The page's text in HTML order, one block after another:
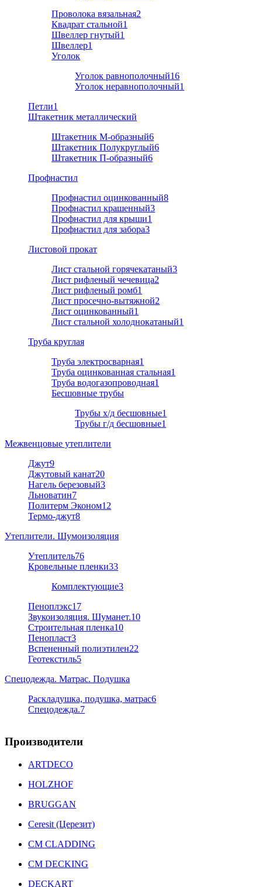
Проволока вязальная2
Квадрат стальной1
Швеллер гнутый1
Швеллер1
Уголок
Уголок равнополочный16
Уголок неравнополочный1
Петли1
Штакетник металлический
Штакетник М-образный6
Штакетник Полукруглый6
Штакетник П-образный6
Профнастил
Профнастил оцинкованный8
Профнастил крашенный3
Профнастил для крыши1
Профнастил для забора3
Листовой прокат
Лист стальной горячекатаный3
Лист рифленый чечевица2
Лист рифленый ромб1
Лист просечно-вытяжной2
Лист оцинкованный1
Лист стальной холоднокатаный1
Труба круглая
Труба электросварная1
Труба оцинкованная стальная1
Труба водогазопроводная1
Бесшовные трубы
Трубы х/д бесшовные1
Трубы г/д бесшовные1
Межвенцовые утеплители
Джут9
Джутовый канат20
Нагель березовый3
Льноватин7
Политерм Эконом12
Термо-джут8
Утеплители. Шумоизоляция
Утеплитель76
Кровельные пленки33
Комплектующие3
Пеноплэкс17
Звукоизоляция. Шуманет.10
Строительная пленка10
Пенопласт3
Вспененный полиэтилен22
Геотекстиль5
Спецодежда. Матрас. Подушка
Раскладушка, подушка, матрас6
Спецодежда.7
Производители
ARTDECO
HOLZHOF
BRUGGAN
Ceresit (Церезит)
CM CLADDING
CM DECKING
DECKART